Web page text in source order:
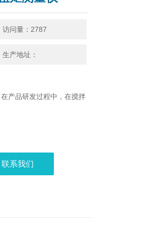
访问量：2787
生产地址：
产品研发过程中，在搅拌
联系我们